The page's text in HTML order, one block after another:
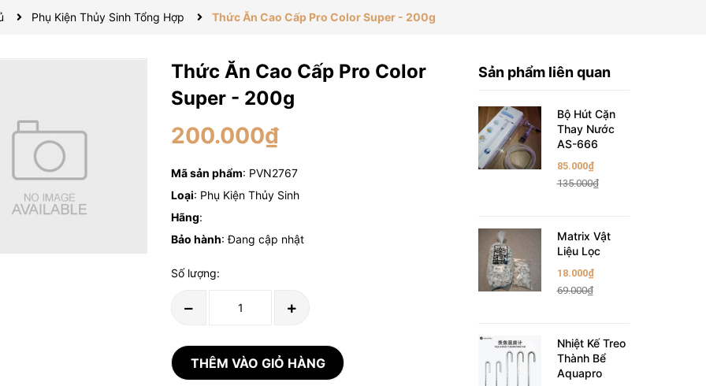
Phụ Kiện Thủy Sinh Tổng Hợp Thức Ăn Cao Cấp Pro Color Super - 200g
Thức Ăn Cao Cấp Pro Color
Super - 200g
200.000₫
Mã sản phẩm: PVN2767
Loại: Phụ Kiện Thủy Sinh
Hãng:
Bảo hành: Đang cập nhật
Số lượng:
THÊM VÀO GIỎ HÀNG
Sản phẩm liên quan
Bộ Hút Cặn
Thay Nước
AS-666
85.000₫
135.000₫
Matrix Vật
Liệu Lọc
18.000₫
69.000₫
Nhiệt Kế Treo
Thành Bể
Aquapro